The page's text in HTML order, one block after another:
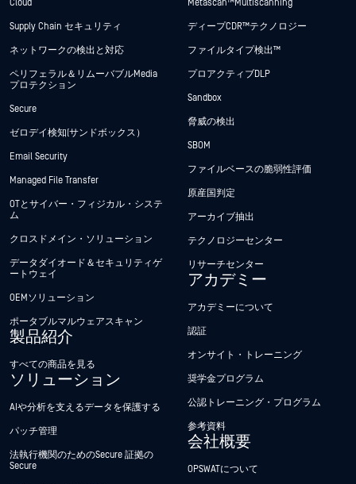
Cloud
Supply Chain セキュリティ
ネットワークの検出と対応
ペリフェラル＆リムーバブルMedia
プロテクション
Secure
ゼロデイ検知(サンドボックス）
Email Security
Managed File Transfer
OTとサイバー・フィジカル・システ
ム
クロスドメイン・ソリューション
データダイオード＆セキュリティゲ
ートウェイ
OEMソリューション
ポータブルマルウェアスキャン
製品紹介
すべての商品を見る
ソリューション
AIや分析を支えるデータを保護する
パッチ管理
法執行機関のためのSecure 証拠の
Secure
Metascan™ Multiscanning
ディープCDR™テクノロジー
ファイルタイプ検出™
プロアクティブDLP
Sandbox
脅威の検出
SBOM
ファイルベースの脆弱性評価
原産国判定
アーカイブ抽出
テクノロジーセンター
リサーチセンター
アカデミー
アカデミーについて
認証
オンサイト・トレーニング
奨学金プログラム
公認トレーニング・プログラム
参考資料
会社概要
OPSWATについて